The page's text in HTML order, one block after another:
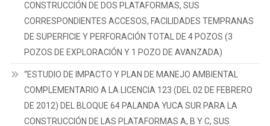
CONSTRUCCIÓN DE DOS PLATAFORMAS, SUS
CORRESPONDIENTES ACCESOS, FACILIDADES TEMPRANAS
DE SUPERFICIE Y PERFORACIÓN TOTAL DE 4 POZOS (3
POZOS DE EXPLORACIÓN Y 1 POZO DE AVANZADA)
“ESTUDIO DE IMPACTO Y PLAN DE MANEJO AMBIENTAL
COMPLEMENTARIO A LA LICENCIA 123 (DEL 02 DE FEBRERO
DE 2012) DEL BLOQUE 64 PALANDA YUCA SUR PARA LA
CONSTRUCCIÓN DE LAS PLATAFORMAS A, B Y C, SUS